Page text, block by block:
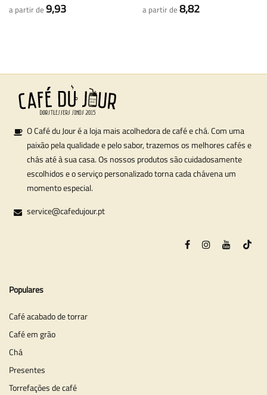
a partir de 9,93 a partir de 8,82
O Café du Jour é a loja mais acolhedora de café e chá. Com uma
paixão pela qualidade e pelo sabor, trazemos os melhores cafés e
chás até à sua casa. Os nossos produtos são cuidadosamente
escolhidos e o serviço personalizado torna cada chávena um
momento especial.
service@cafedujour.pt
Populares
Café acabado de torrar
Café em grão
Chá
Presentes
Torrefações de café